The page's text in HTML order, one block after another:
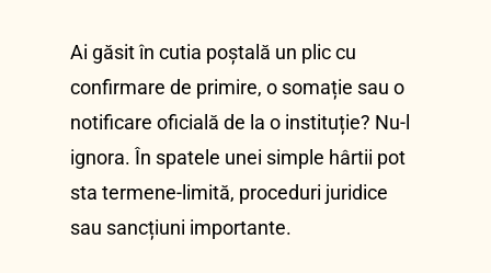
Ai găsit în cutia poștală un plic cu
confirmare de primire, o somație sau o
notificare oficială de la o instituție? Nu-l
ignora. În spatele unei simple hârtii pot
sta termene-limită, proceduri juridice
sau sancțiuni importante.